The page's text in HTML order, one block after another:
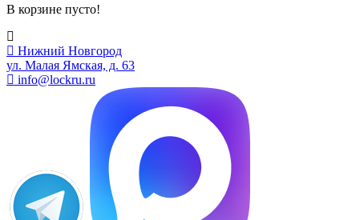
В корзине пусто!
Нижний Новгород
ул. Малая Ямская, д. 63
info@lockru.ru